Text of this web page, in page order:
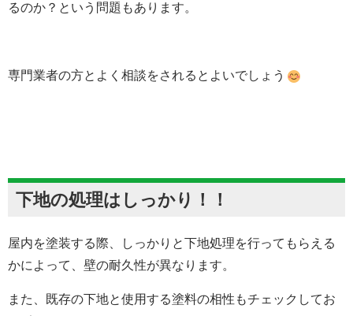
るのか？という問題もあります。
専門業者の方とよく相談をされるとよいでしょう
下地の処理はしっかり！！
屋内を塗装する際、しっかりと下地処理を行ってもらえる
かによって、壁の耐久性が異なります。
また、既存の下地と使用する塗料の相性もチェックしてお